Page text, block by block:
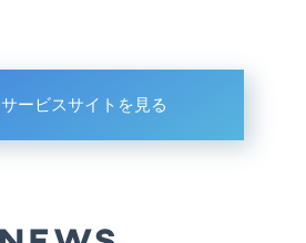
サービスサイトを見る